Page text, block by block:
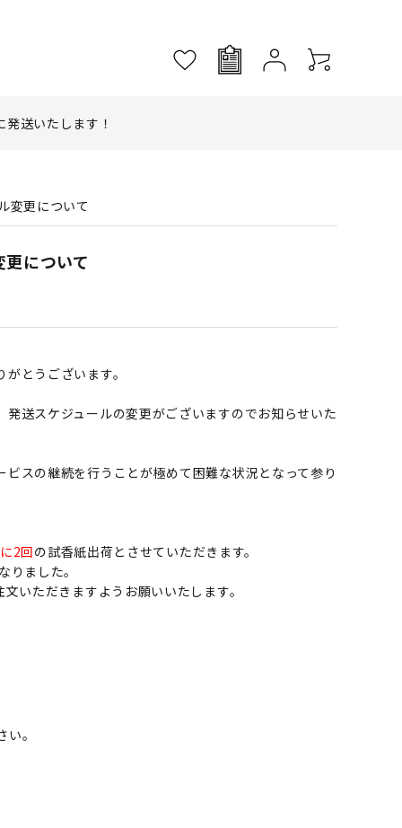
送いたします！
変更について
について
とうございます。
送スケジュールの変更がございますのでお知らせいた
スの継続を行うことが極めて困難な状況となって参り
2回の試香紙出荷とさせていただきます。
ました。
いただきますようお願いいたします。
。